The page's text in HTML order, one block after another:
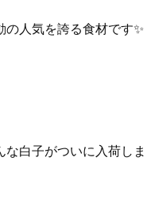
の人気を誇る食材です✨
な白子がついに入荷し